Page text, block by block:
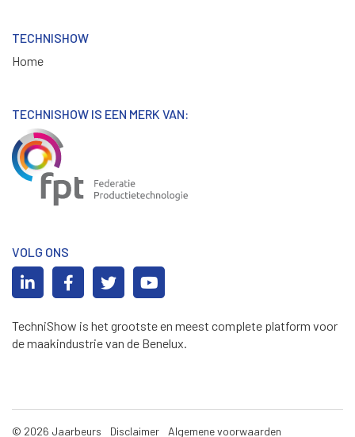
TECHNISHOW
Home
TECHNISHOW IS EEN MERK VAN:
VOLG ONS
TechniShow is het grootste en meest complete platform voor
de maakindustrie van de Benelux.
© 2026 Jaarbeurs Disclaimer
Algemene voorwaarden